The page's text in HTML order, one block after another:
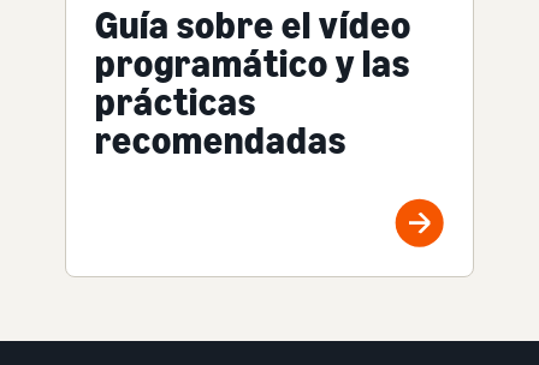
Guía sobre el vídeo
programático y las
prácticas
recomendadas